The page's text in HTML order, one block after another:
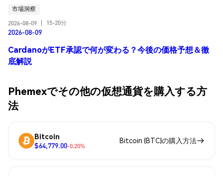
市場洞察
2026-08-09
15-20分
2026-08-09
CardanoがETF承認で何が変わる？今後の価格予想＆徹
底解説
Phemexでその他の仮想通貨を購入する方
法
Bitcoin
$64,779.00-0.20%
Bitcoin (BTC)の購入方法